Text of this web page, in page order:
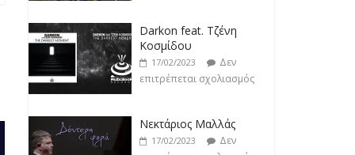
Νεκτάριος Μαλλάς
17/02/2023
επιτρέπεται σχολιασμός
George P. Lemos feat.
Ασπασία Λαιμού